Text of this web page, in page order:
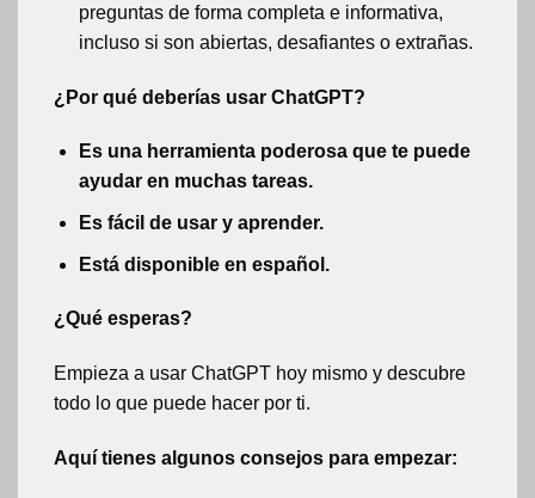
preguntas de forma completa e informativa,
incluso si son abiertas, desafiantes o extrañas.
¿Por qué deberías usar ChatGPT?
Es una herramienta poderosa que te puede
ayudar en muchas tareas.
Es fácil de usar y aprender.
Está disponible en español.
¿Qué esperas?
Empieza a usar ChatGPT hoy mismo y descubre
todo lo que puede hacer por ti.
Aquí tienes algunos consejos para empezar: